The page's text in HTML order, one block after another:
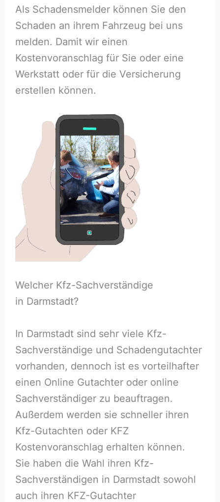
Als Schadensmelder können Sie den
Schaden an ihrem Fahrzeug bei uns
melden. Damit wir einen
Kostenvoranschlag für Sie oder eine
Werkstatt oder für die Versicherung
erstellen können.
Welcher Kfz-Sachverständige
in Darmstadt?
In Darmstadt sind sehr viele Kfz-
Sachverständige und Schadengutachter
vorhanden, dennoch ist es vorteilhafter
einen Online Gutachter oder online
Sachverständiger zu beauftragen.
Außerdem werden sie schneller ihren
Kfz-Gutachten oder KFZ
Kostenvoranschlag erhalten können.
Sie haben die Wahl ihren Kfz-
Sachverständigen in Darmstadt sowohl
auch ihren KFZ-Gutachter